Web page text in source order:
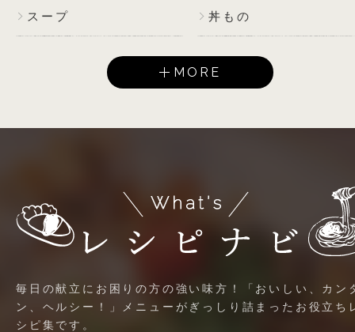
スープ 丼もの
MORE
毎日の献立にお困りの方の強い味方！「おいしい、カン
ン、ヘルシー！」メニューがぎっしり詰まったお役立ち
シピ集です。